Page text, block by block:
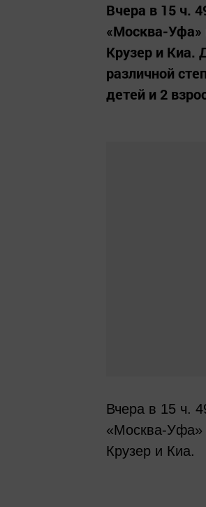
Вчера в 15 ч.
«Москва-Уфа»
Крузер и Киа.
различной
детей и 2
Вчера в 15 ч.
«Москва-Уфа»
Крузер и Киа.